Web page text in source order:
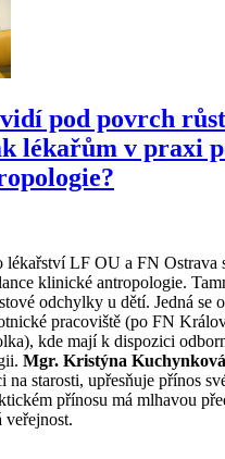
pod povrch
lékařům v praxi
lékařství LF OU a FN Ostrava
klinické antropologie.
odchylky u dětí. Jedná se
pracoviště (po FN
kde mají k dispozici
Mgr. Kristýna Kuchynková
na starosti, upřesňuje přínos
přínosu má mlhavou
veřejnost.